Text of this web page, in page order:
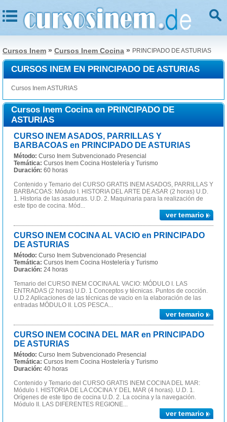
Cursos Inem » Cursos Inem Cocina » PRINCIPADO DE ASTURIAS
CURSOS INEM EN PRINCIPADO DE ASTURIAS
Cursos Inem ASTURIAS
Cursos Inem Cocina en PRINCIPADO DE
ASTURIAS
CURSO INEM ASADOS, PARRILLAS Y
BARBACOAS en PRINCIPADO DE ASTURIAS
Método: Curso Inem Subvencionado Presencial
Temática: Cursos Inem Cocina Hostelería y Turismo
Duración: 60 horas
Contenido y Temario del CURSO GRATIS INEM ASADOS, PARRILLAS Y
BARBACOAS: Módulo I. HISTORIA DEL ARTE DE ASAR (2 horas) U.D.
1. Historia de las asaduras. U.D. 2. Maquinaria para la realización de
este tipo de cocina. Mód...
ver temario
CURSO INEM COCINA AL VACIO en PRINCIPADO
DE ASTURIAS
Método: Curso Inem Subvencionado Presencial
Temática: Cursos Inem Cocina Hostelería y Turismo
Duración: 24 horas
Temario del CURSO INEM COCINA AL VACIO: MÓDULO I. LAS
ENTRADAS (2 horas) U.D. 1 Conceptos y técnicas. Puntos de cocción.
U.D.2 Aplicaciones de las técnicas de vacio en la elaboración de las
entradas MÓDULO II. LOS PESCA...
ver temario
CURSO INEM COCINA DEL MAR en PRINCIPADO
DE ASTURIAS
Método: Curso Inem Subvencionado Presencial
Temática: Cursos Inem Cocina Hostelería y Turismo
Duración: 40 horas
Contenido y Temario del CURSO GRATIS INEM COCINA DEL MAR:
Módulo I. HISTORIA DE LA COCINA Y DEL MAR (4 horas). U.D. 1.
Orígenes de este tipo de cocina U.D. 2. La cocina y la navegación.
Módulo II. LAS DIFERENTES REGIONE...
ver temario